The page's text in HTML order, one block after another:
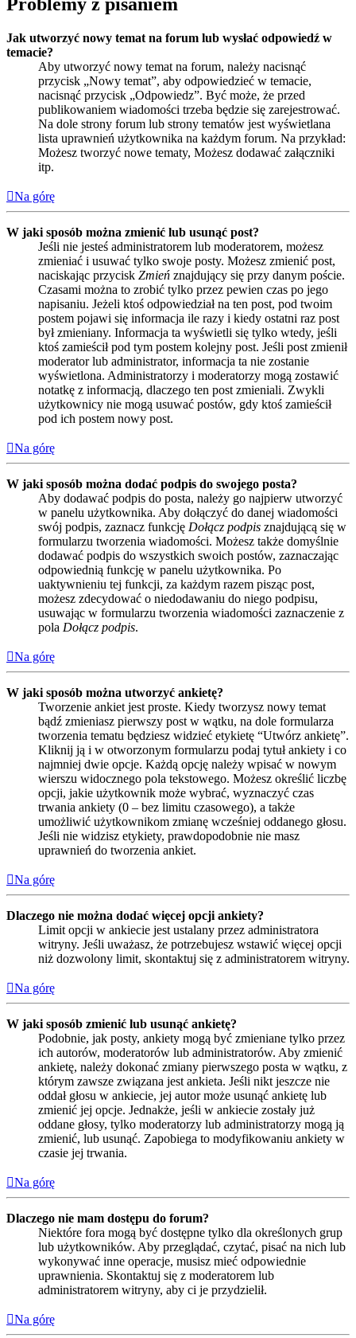
Jak utworzyć nowy temat na forum lub wysłać odpowiedź w
temacie?
Aby utworzyć nowy temat na forum, należy nacisnąć
przycisk „Nowy temat”, aby odpowiedzieć w temacie,
nacisnąć przycisk „Odpowiedz”. Być może, że przed
publikowaniem wiadomości trzeba będzie się zarejestrować.
Na dole strony forum lub strony tematów jest wyświetlana
lista uprawnień użytkownika na każdym forum. Na przykład:
Możesz tworzyć nowe tematy, Możesz dodawać załączniki
itp.
Na górę
W jaki sposób można zmienić lub usunąć post?
Jeśli nie jesteś administratorem lub moderatorem, możesz
zmieniać i usuwać tylko swoje posty. Możesz zmienić post,
naciskając przycisk Zmień znajdujący się przy danym poście.
Czasami można to zrobić tylko przez pewien czas po jego
napisaniu. Jeżeli ktoś odpowiedział na ten post, pod twoim
postem pojawi się informacja ile razy i kiedy ostatni raz post
był zmieniany. Informacja ta wyświetli się tylko wtedy, jeśli
ktoś zamieścił pod tym postem kolejny post. Jeśli post zmienił
moderator lub administrator, informacja ta nie zostanie
wyświetlona. Administratorzy i moderatorzy mogą zostawić
notatkę z informacją, dlaczego ten post zmieniali. Zwykli
użytkownicy nie mogą usuwać postów, gdy ktoś zamieścił
pod ich postem nowy post.
Na górę
W jaki sposób można dodać podpis do swojego posta?
Aby dodawać podpis do posta, należy go najpierw utworzyć
w panelu użytkownika. Aby dołączyć do danej wiadomości
swój podpis, zaznacz funkcję Dołącz podpis znajdującą się w
formularzu tworzenia wiadomości. Możesz także domyślnie
dodawać podpis do wszystkich swoich postów, zaznaczając
odpowiednią funkcję w panelu użytkownika. Po
uaktywnieniu tej funkcji, za każdym razem pisząc post,
możesz zdecydować o niedodawaniu do niego podpisu,
usuwając w formularzu tworzenia wiadomości zaznaczenie z
pola Dołącz podpis.
Na górę
W jaki sposób można utworzyć ankietę?
Tworzenie ankiet jest proste. Kiedy tworzysz nowy temat
bądź zmieniasz pierwszy post w wątku, na dole formularza
tworzenia tematu będziesz widzieć etykietę “Utwórz ankietę”.
Kliknij ją i w otworzonym formularzu podaj tytuł ankiety i co
najmniej dwie opcje. Każdą opcję należy wpisać w nowym
wierszu widocznego pola tekstowego. Możesz określić liczbę
opcji, jakie użytkownik może wybrać, wyznaczyć czas
trwania ankiety (0 – bez limitu czasowego), a także
umożliwić użytkownikom zmianę wcześniej oddanego głosu.
Jeśli nie widzisz etykiety, prawdopodobnie nie masz
uprawnień do tworzenia ankiet.
Na górę
Dlaczego nie można dodać więcej opcji ankiety?
Limit opcji w ankiecie jest ustalany przez administratora
witryny. Jeśli uważasz, że potrzebujesz wstawić więcej opcji
niż dozwolony limit, skontaktuj się z administratorem witryny.
Na górę
W jaki sposób zmienić lub usunąć ankietę?
Podobnie, jak posty, ankiety mogą być zmieniane tylko przez
ich autorów, moderatorów lub administratorów. Aby zmienić
ankietę, należy dokonać zmiany pierwszego posta w wątku, z
którym zawsze związana jest ankieta. Jeśli nikt jeszcze nie
oddał głosu w ankiecie, jej autor może usunąć ankietę lub
zmienić jej opcje. Jednakże, jeśli w ankiecie zostały już
oddane głosy, tylko moderatorzy lub administratorzy mogą ją
zmienić, lub usunąć. Zapobiega to modyfikowaniu ankiety w
czasie jej trwania.
Na górę
Dlaczego nie mam dostępu do forum?
Niektóre fora mogą być dostępne tylko dla określonych grup
lub użytkowników. Aby przeglądać, czytać, pisać na nich lub
wykonywać inne operacje, musisz mieć odpowiednie
uprawnienia. Skontaktuj się z moderatorem lub
administratorem witryny, aby ci je przydzielił.
Na górę